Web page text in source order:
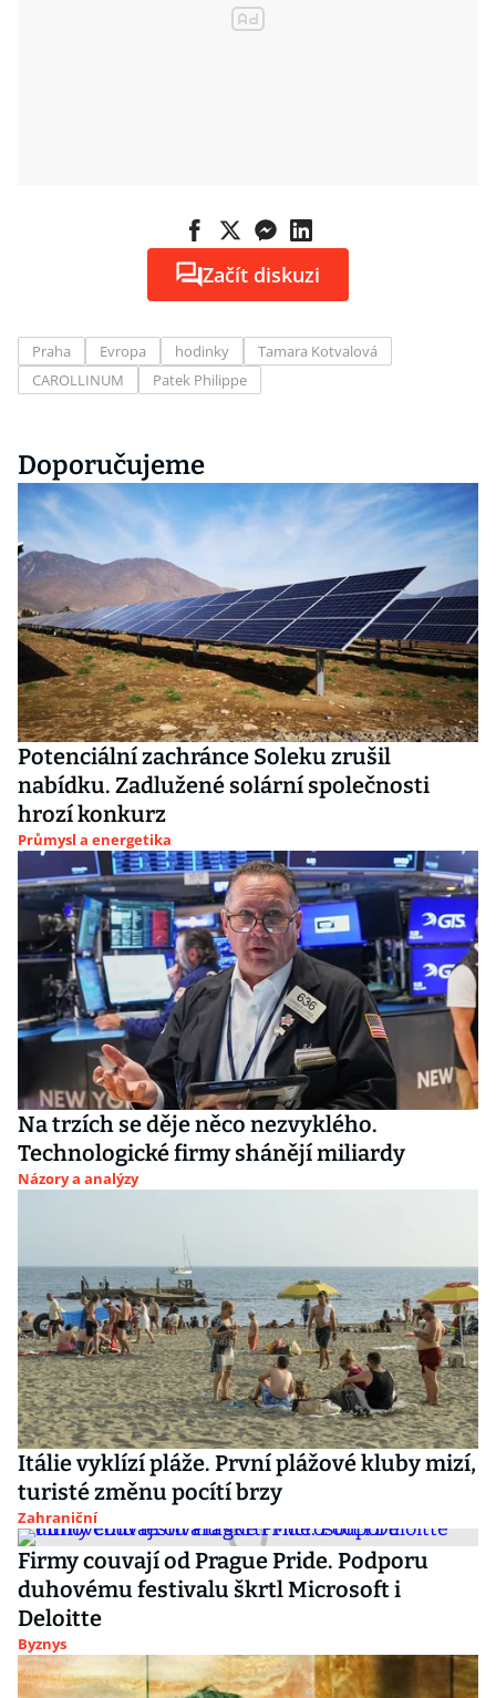
Začít diskuzi
Praha Evropa hodinky
Tamara Kotvalová
CAROLLINUM
Patek Philippe
Doporučujeme
Potenciální zachránce Soleku zrušil
nabídku. Zadlužené solární společnosti
hrozí konkurz
Průmysl a energetika
Na trzích se děje něco nezvyklého.
Technologické firmy shánějí miliardy
Názory a analýzy
Itálie vyklízí pláže. První plážové kluby mizí,
turisté změnu pocítí brzy
Zahraniční
Firmy couvají od Prague Pride. Podporu
duhovému festivalu škrtl Microsoft i
Deloitte
Byznys